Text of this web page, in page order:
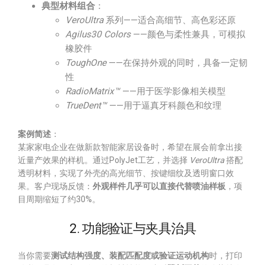
典型材料组合 ：
VeroUltra系列——适合高细节、高色彩还原
Agilus30 Colors——颜色与柔性兼具，可模拟
橡胶件
ToughOne——在保持外观的同时，具备一定韧
性
RadioMatrix™——用于医学影像相关模型
TrueDent™——用于逼真牙科颜色和纹理
案例简述 ：
某家家电企业在做新款智能家居设备时，希望在展会前拿出接
近量产效果的样机。通过PolyJet工艺，并选择 VeroUltra搭配
透明材料，实现了外壳的高光细节、按键细纹及透明窗口效
果。客户现场反馈： 外观样件几乎可以直接代替喷油样板 ，项
目周期缩短了约30%。
2. 功能验证与夹具治具
当你需要测试结构强度、装配匹配度或验证运动机构时，打印